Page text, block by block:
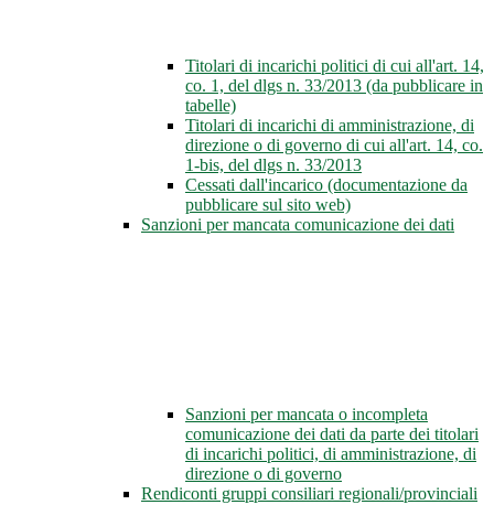
Titolari di incarichi politici di cui all'art. 14,
co. 1, del dlgs n. 33/2013 (da pubblicare in
tabelle)
Titolari di incarichi di amministrazione, di
direzione o di governo di cui all'art. 14, co.
1-bis, del dlgs n. 33/2013
Cessati dall'incarico (documentazione da
pubblicare sul sito web)
Sanzioni per mancata comunicazione dei dati
Sanzioni per mancata o incompleta
comunicazione dei dati da parte dei titolari
di incarichi politici, di amministrazione, di
direzione o di governo
Rendiconti gruppi consiliari regionali/provinciali